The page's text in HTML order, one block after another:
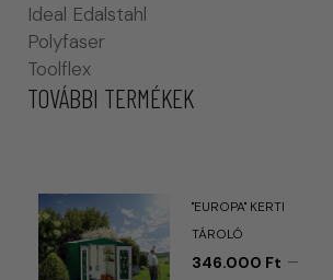
Ideal Edalstahl
Polyfaser
Toolflex
TOVÁBBI TERMÉKEK
"EUROPA" KERTI
TÁROLÓ
346.000 Ft –